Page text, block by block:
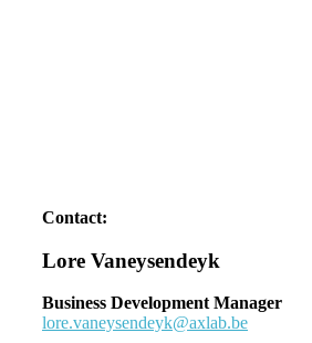
Contact:
Lore Vaneysendeyk
Business Development Manager
lore.vaneysendeyk@axlab.be